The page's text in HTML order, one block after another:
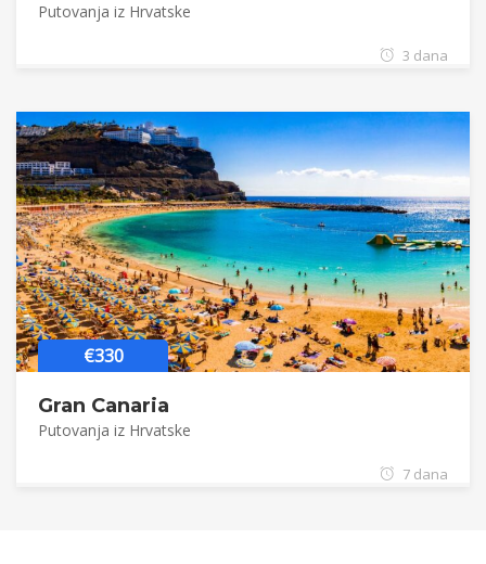
Putovanja iz Hrvatske
3 dana
€330
Gran Canaria
Putovanja iz Hrvatske
7 dana